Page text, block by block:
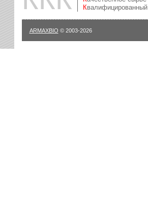
ARMAXBIO © 2003-2026